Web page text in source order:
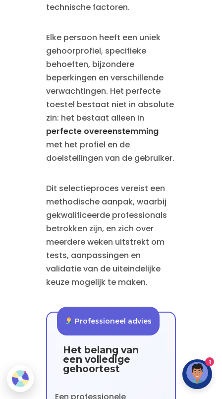
technische factoren.
Elke persoon heeft een uniek
gehoorprofiel, specifieke
behoeften, bijzondere
beperkingen en verschillende
verwachtingen. Het perfecte
toestel bestaat niet in absolute
zin: het bestaat alleen in
perfecte overeenstemming
met het profiel en de
doelstellingen van de gebruiker.
Dit selectieproces vereist een
methodische aanpak, waarbij
gekwalificeerde professionals
betrokken zijn, en zich over
meerdere weken uitstrekt om
tests, aanpassingen en
validatie van de uiteindelijke
keuze mogelijk te maken.
Professioneel advies
Het belang van
een volledige
gehoortest
1